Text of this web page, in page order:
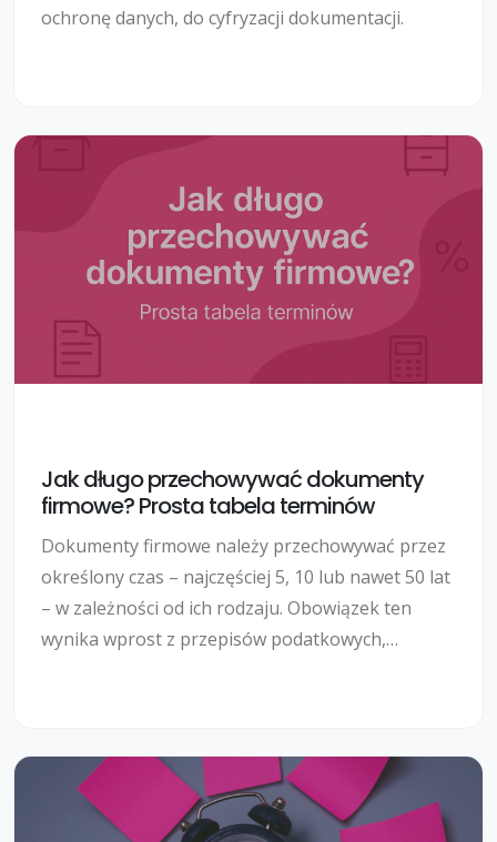
ochronę danych, do cyfryzacji dokumentacji.
Jak długo przechowywać dokumenty
firmowe? Prosta tabela terminów
Dokumenty firmowe należy przechowywać przez
określony czas – najczęściej 5, 10 lub nawet 50 lat
– w zależności od ich rodzaju. Obowiązek ten
wynika wprost z przepisów podatkowych,
zwalnia firm z archiwizowania pozostałej
dokumentacji. Poniżej znajdziesz prostą tabelę
terminów, aktualne zasady oraz wyjaśnienie, co